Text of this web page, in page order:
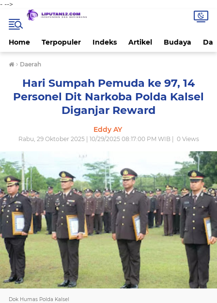
- -->
Home Terpopuler Indeks Artikel Budaya
› Daerah
Hari Sumpah Pemuda ke 97, 14
Personel Dit Narkoba Polda Kalsel
Diganjar Reward
Eddy AY
Rabu, 29 Oktober 2025 | 10/29/2025 08:17:00 PM WIB | 0Views
Dok Humas Polda Kalsel